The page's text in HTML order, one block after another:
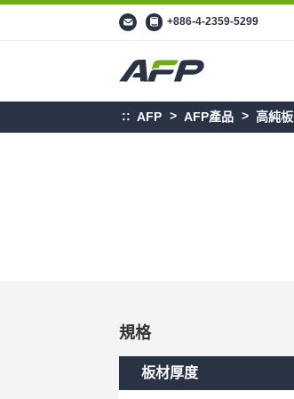
+886-4-2359-5299
AFP AFP產品 高純板
規格
板材厚度